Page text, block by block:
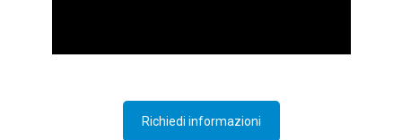
Richiedi informazioni